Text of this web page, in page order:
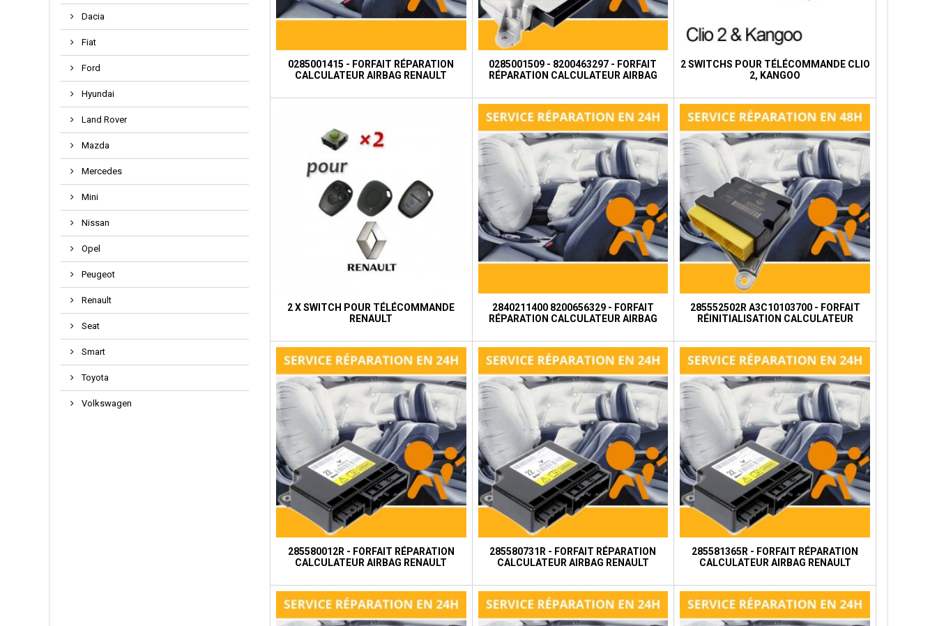
Dacia
Fiat
Ford
Hyundai
Land Rover
Mazda
Mercedes
Mini
Nissan
Opel
Peugeot
Renault
Seat
Smart
Toyota
Volkswagen
0285001415 - FORFAIT RÉPARATION
CALCULATEUR AIRBAG RENAULT
0285001509 - 8200463297 - FORFAIT
RÉPARATION CALCULATEUR AIRBAG
2 SWITCHS POUR TÉLÉCOMMANDE CLIO
2, KANGOO
2 X SWITCH POUR TÉLÉCOMMANDE
RENAULT
2840211400 8200656329 - FORFAIT
RÉPARATION CALCULATEUR AIRBAG
285552502R A3C10103700 - FORFAIT
RÉINITIALISATION CALCULATEUR
285580012R - FORFAIT RÉPARATION
CALCULATEUR AIRBAG RENAULT
285580731R - FORFAIT RÉPARATION
CALCULATEUR AIRBAG RENAULT
285581365R - FORFAIT RÉPARATION
CALCULATEUR AIRBAG RENAULT